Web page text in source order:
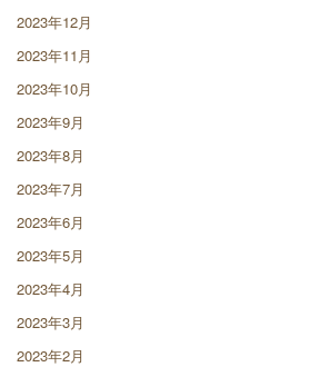
2023年12月
2023年11月
2023年10月
2023年9月
2023年8月
2023年7月
2023年6月
2023年5月
2023年4月
2023年3月
2023年2月